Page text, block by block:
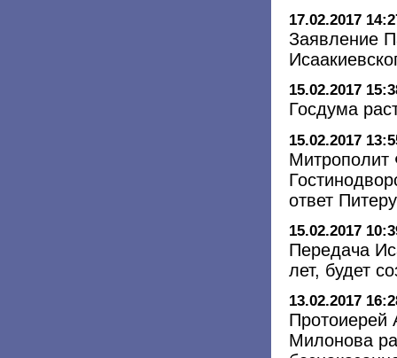
17.02.2017
Заявление
15.02.2017
Госдума
15.02.2017
Митрополит
ответ
15.02.2017
Передача
лет, будет
13.02.2017
Протоиерей
Милонова